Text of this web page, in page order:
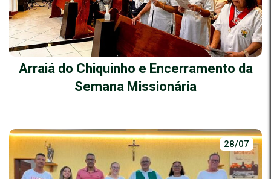
Arraiá do Chiquinho e Encerramento da
Semana Missionária
28/07